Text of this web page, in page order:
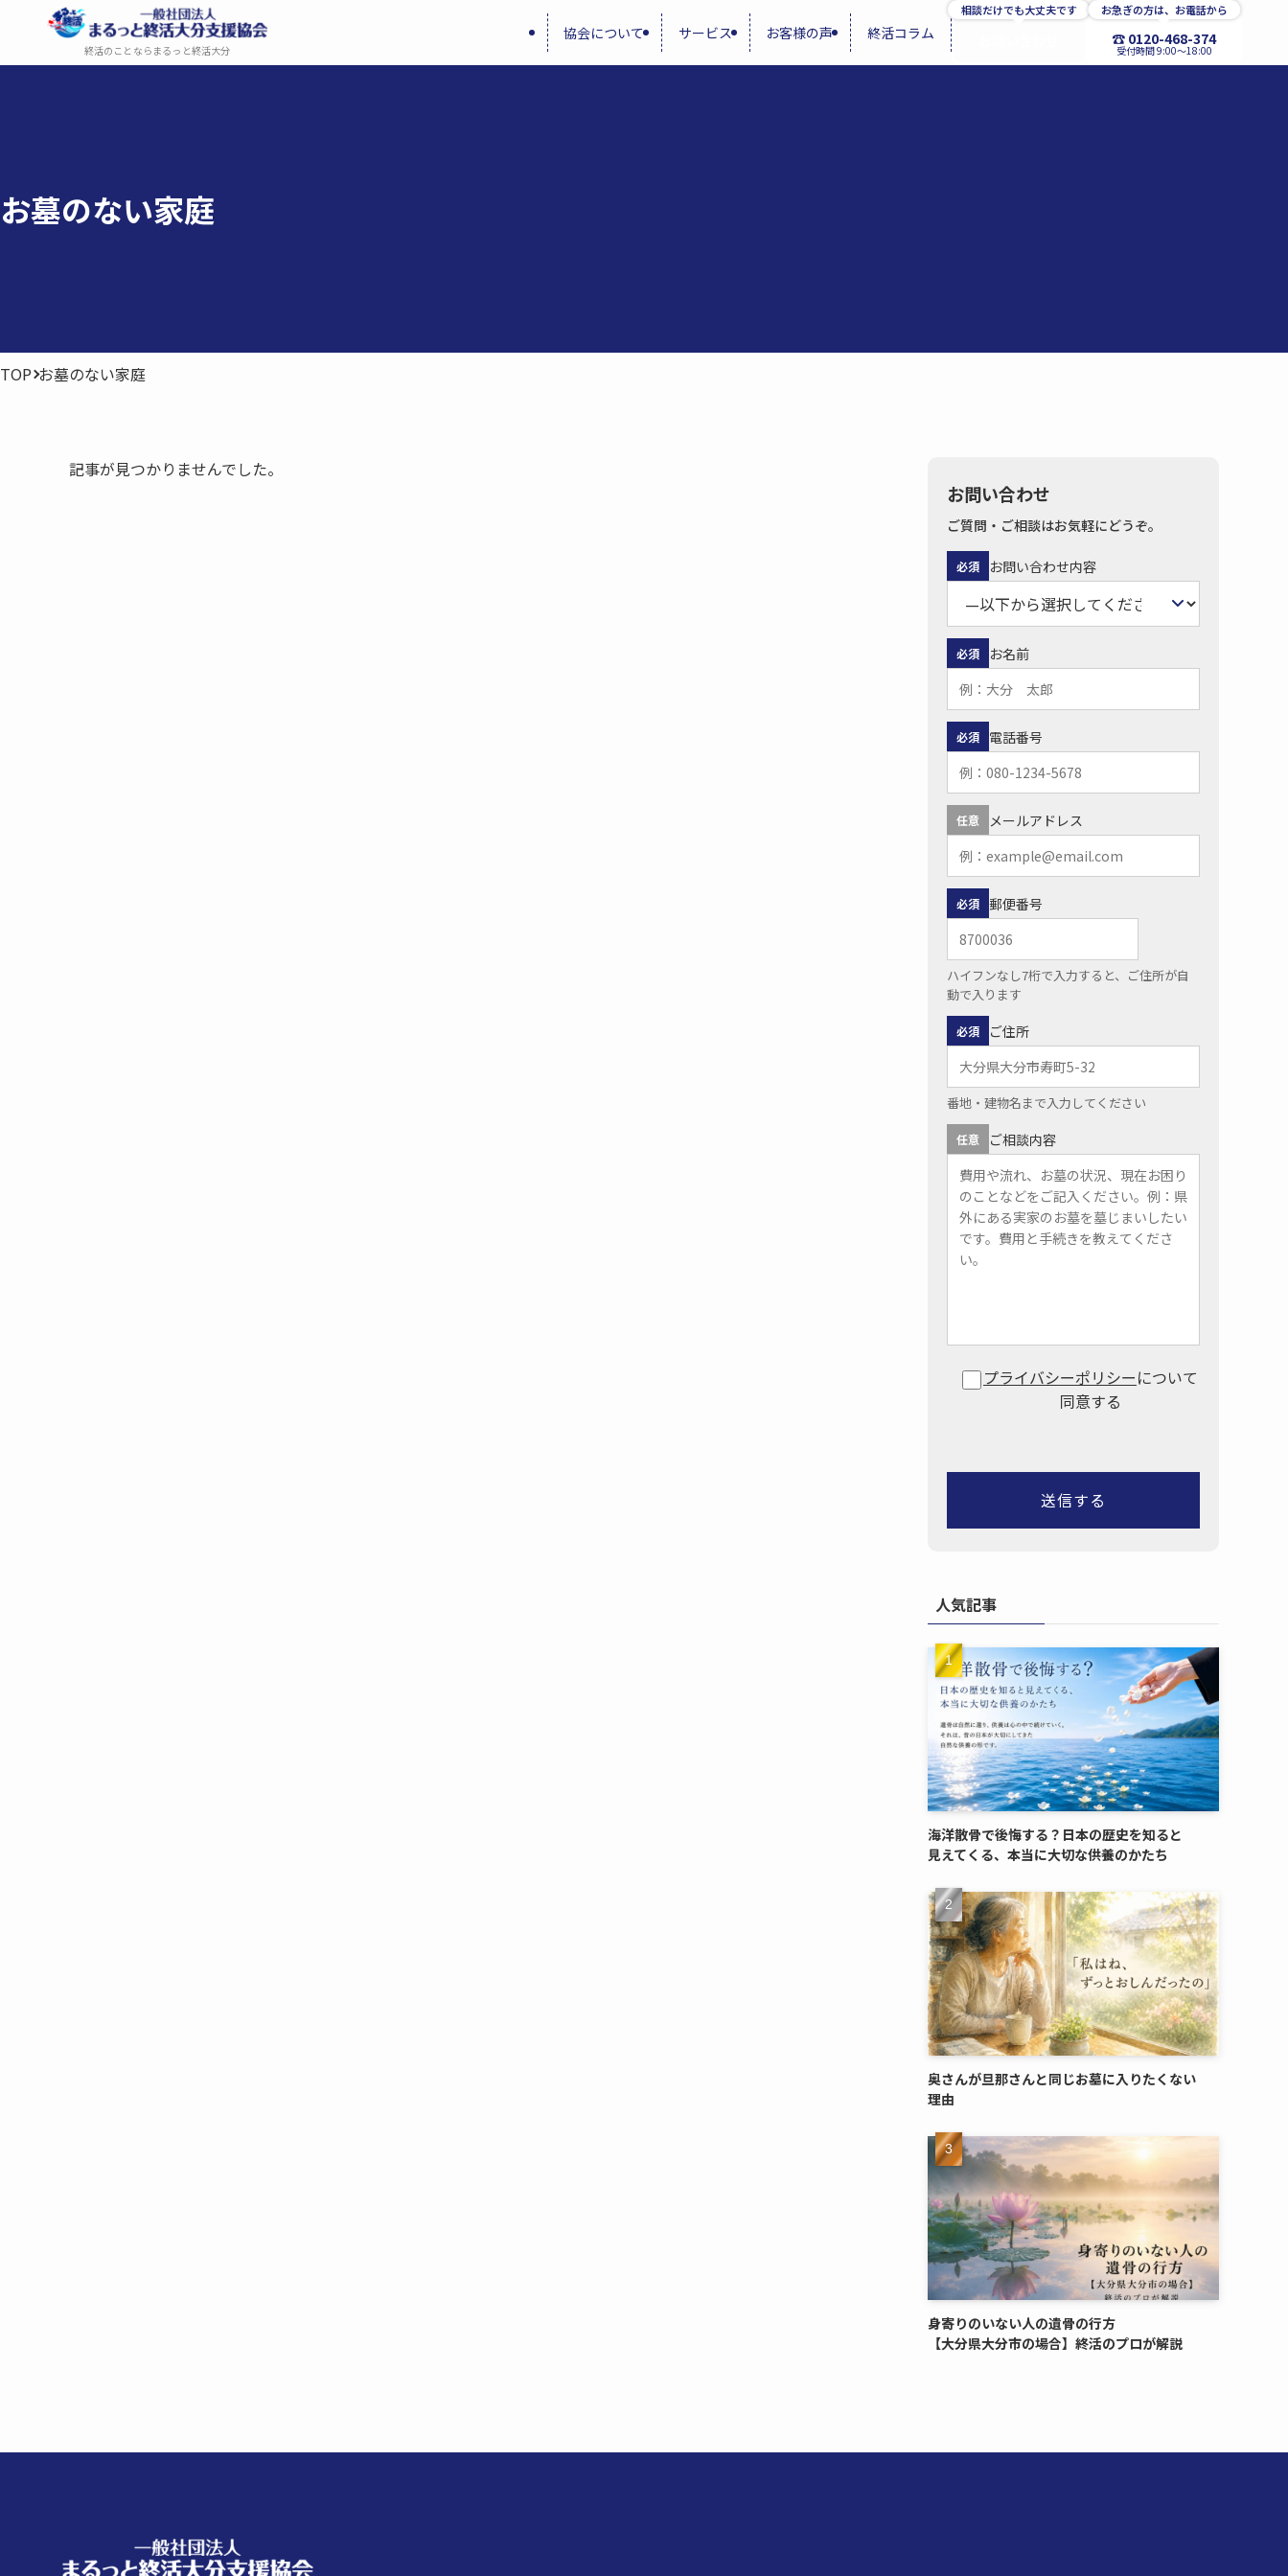
終活のことならまるっと終活大分
協会について サービス お客様の声 終活コラム
相談だけでも大丈夫です お急ぎの方は、お電話から
☎ 0120-468-374
受付時間 9:00〜18:00
お墓の​ない​家庭
TOP お墓のない家庭
記事が見つかりませんでした。
お問い合わせ
ご質問・ご相談はお気軽にどうぞ。
お問い合わせ内容
必須
お名前
必須
電話番号
必須
メールアドレス
任意
郵便番号
必須
ハイフンなし7桁で入力すると、ご住所が自
動で入ります
ご住所
必須
番地・建物名まで入力してください
ご相談内容
任意
プライバシーポリシーについて
同意する
人気記事
海洋散骨で​後悔する？​日本の​歴史を​知ると​
見えてくる、​本当に​大切な​供養のかたち
奥さんが​旦那さんと​同じ​お墓に​入りたくない​
理由
身寄りのいない​人の​遺骨の​行方​
【大分県大分市の​場合】終活の​プロが​解説